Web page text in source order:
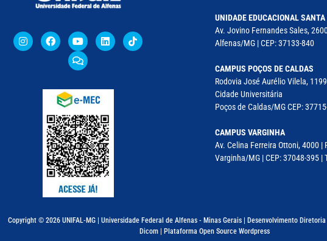
UNIDADE EDUCACIONAL
Av. Jovino Fernandes Sales,
Alfenas/MG | CEP: 37133-840
CAMPUS POÇOS DE CALDAS
Rodovia José Aurélio Vilela,
Cidade Universitária
Poços de Caldas/MG CEP:
CAMPUS VARGINHA
Av. Celina Ferreira Ottoni, 4000 |
Varginha/MG | CEP: 37048-395 |
Copyright © 2026 UNIFAL-MG | Universidade Federal de Alfenas - Minas Gerais | Desenvolvimento
Dicom | Plataforma Open Source Wordpress